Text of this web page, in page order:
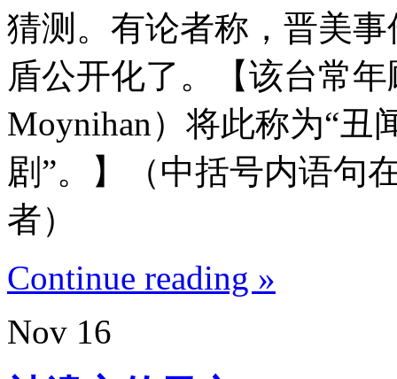
猜测。有论者称，晋美
盾公开化了。【该台常
Moynihan）将此称为“丑
剧”。】（中括号内语
者）
Continue reading »
Nov 16